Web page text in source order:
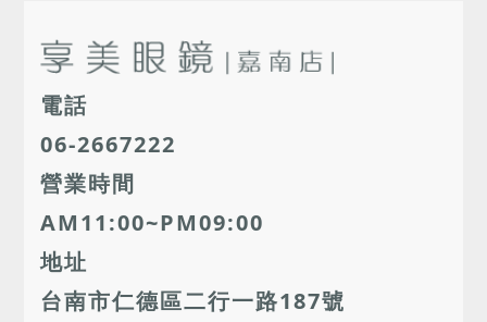
電話
06-2667222
營業時間
AM11:00~PM09:00
地址
台南市仁德區二行一路187號